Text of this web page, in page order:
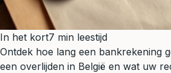
In het kort7 min leestijd
Ontdek hoe lang een bankrekening
een overlijden in België en wat uw